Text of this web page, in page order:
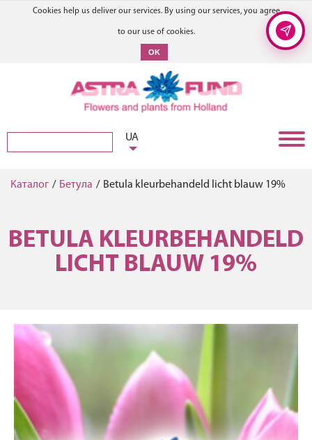
Cookies help us deliver our services. By using our services, you agree
to our use of cookies.
OK
UA
Каталог / Бетула / Betula kleurbehandeld licht blauw 19%
BETULA KLEURBEHANDELD
LICHT BLAUW 19%